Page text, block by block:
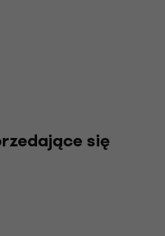
się